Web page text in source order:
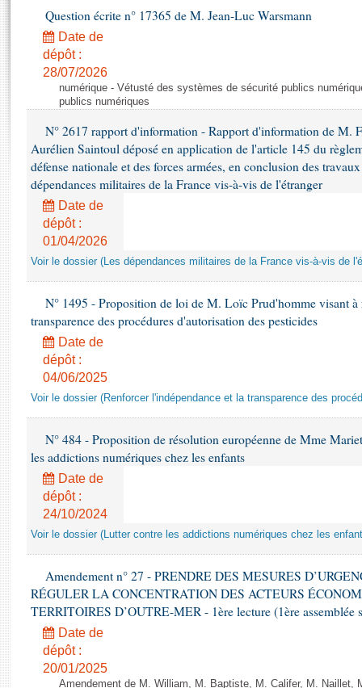
Propositions de loi
Amendements
Textes adoptés
Rapports d'information
Rapports législatifs
Rapports sur l'application des lois
Baromètre de l’application des lois
Dossiers législatifs
Budget et sécurité sociale
Questions écrites et orales
Histoire
Juniors
Anciennes législatures
Liens vers les sites publics
Contacts et plan d'accès
Photos libres de droit
Question écrite n° 17365 de M. Jean-Luc Warsmann
Date de
dépôt :
28/07/2026
numérique - Vétusté des systèmes de sécurité publics
publics numériques
N° 2617 rapport d'information - Rapport d'information de M.
Aurélien Saintoul déposé en application de l'article 145 du
défense nationale et des forces armées, en conclusion des
dépendances militaires de la France vis-à-vis de l'étranger
Date de
dépôt :
01/04/2026
Voir le dossier (Les dépendances militaires de la France vis-à-vis de
N° 1495 - Proposition de loi de M. Loïc Prud'homme visant à
transparence des procédures d'autorisation des pesticides
Date de
dépôt :
04/06/2025
Voir le dossier (Renforcer l'indépendance et la transparence des
N° 484 - Proposition de résolution européenne de Mme
les addictions numériques chez les enfants
Date de
dépôt :
24/10/2024
Voir le dossier (Lutter contre les addictions numériques chez les
Amendement n° 27 - PRENDRE DES MESURES
RÉGULER LA CONCENTRATION DES ACTEURS
TERRITOIRES D’OUTRE-MER - 1ère lecture (1ère assemblée
Date de
dépôt :
20/01/2025
Amendement de M. William, M. Baptiste, M. Califer, M. Naillet,